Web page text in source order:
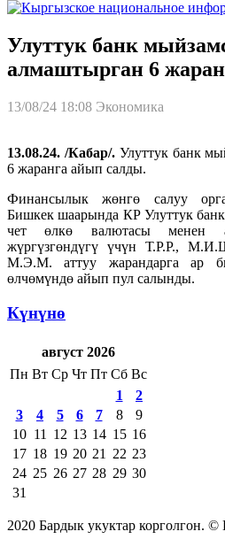
Улуттук банк
алмаштырган 6
13/08/24 18:08 Экономика
13.08.24. /Кабар/. Улуттук банк
6 жаранга айып салды.
Финансылык жөнгө салуу
Бишкек шаарында КР Улуттук
чет өлкө валютасы менен
жүргүзгөндүгү үчүн Т.Р.Р.,
М.Э.М. аттуу жарандарга ар
өлчөмүндө айып пул салынды.
Күнүнө
август 2026
Пн Вт Ср Чт Пт Сб Вс
1
2
3
4 5 6 7 8
9
10 11 12 13 14 15 16
17 18 19 20 21 22 23
24 25 26 27 28 29 30
31
2020 Бардык укуктар корголгон.